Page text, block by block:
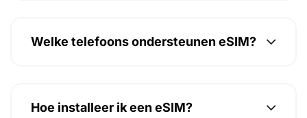
Welke telefoons ondersteunen eSIM?
Hoe installeer ik een eSIM?